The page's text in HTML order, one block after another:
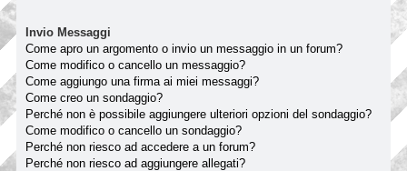
Invio Messaggi
Come apro un argomento o invio un messaggio in un forum?
Come modifico o cancello un messaggio?
Come aggiungo una firma ai miei messaggi?
Come creo un sondaggio?
Perché non è possibile aggiungere ulteriori opzioni del sondaggio?
Come modifico o cancello un sondaggio?
Perché non riesco ad accedere a un forum?
Perché non riesco ad aggiungere allegati?